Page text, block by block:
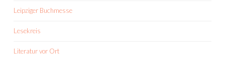
Leipziger Buchmesse
Lesekreis
Literatur vor Ort